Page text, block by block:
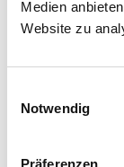
Medien
Website zu
Notwendig
Präferenzen
Suche bitte
beachten.
können